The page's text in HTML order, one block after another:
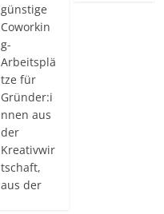
günstige
Coworkin
g-
Arbeitsplä
tze für
Gründer:i
nnen aus
der
Kreativwir
tschaft,
aus der